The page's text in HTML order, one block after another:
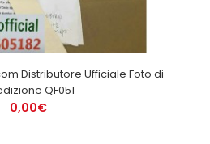
Distributore Ufficiale Foto di
QF051
0,00€